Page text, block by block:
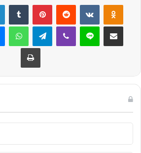
LinkedInTumblr PinterestReddit VKontakte
MessengerWhatsAppTelegramViber Line E-Posta ile
Yazdır